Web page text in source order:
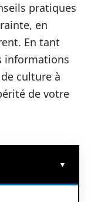
pratiques
en
En tant
informations
culture à
de votre